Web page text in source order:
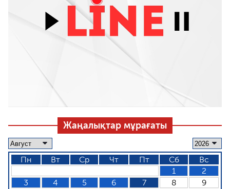
Жаңалықтар мұрағаты
Пн Вт Ср Чт Пт Сб
Вс
1
2
3
4 5 6 7 8
9